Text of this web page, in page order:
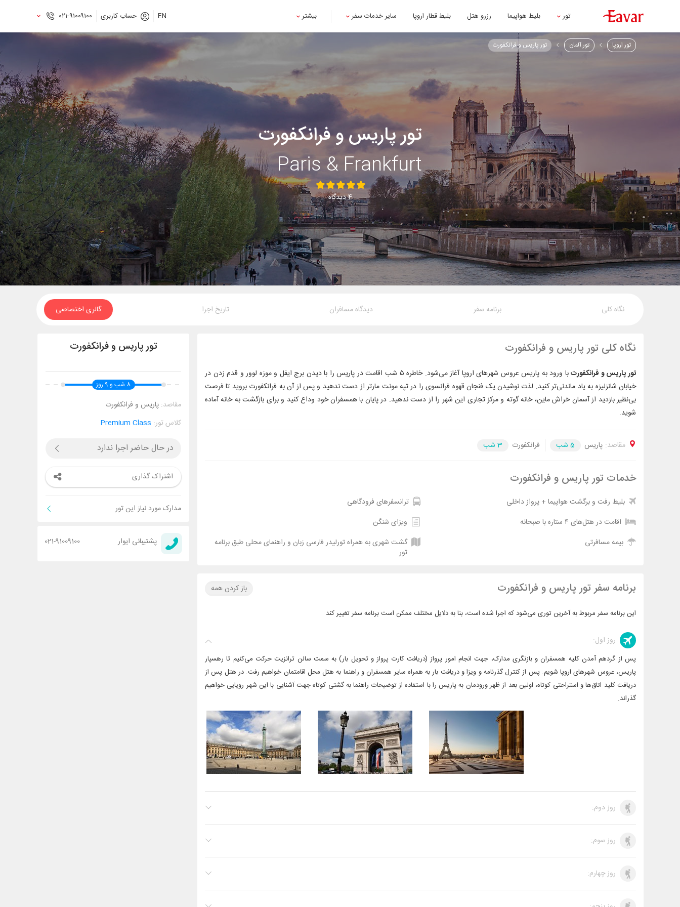
تور بلیط هواپیما رزرو هتل بلیط قطار اروپا سایر خدمات سفر بیشتر EN حساب کاربری ۰۲۱-۹۱۰۰۹۱۰۰
تور اروپا تور آلمان تور پاریس و فرانکفورت
تور پاریس و فرانکفورت
Paris & Frankfurt
4 دیدگاه
نگاه کلی برنامه سفر دیدگاه مسافران تاریخ اجرا گالری اختصاصی
تور پاریس و فرانکفورت
8 شب و 9 روز
مقاصد: پاریس و فرانکفورت
کلاس تور: Premium Class
در حال حاضر اجرا ندارد
اشتراک گذاری
مدارک مورد نیاز این تور
پشتیبانی ایوار 021-91009100
نگاه کلی تور پاریس و فرانکفورت
تور پاریس و فرانکفورت
با ورود به پاریس عروس شهرهای اروپا آغاز می‌شود. خاطره ۵ شب اقامت در پاریس را با دیدن برج ایفل و موزه لوور و قدم زدن در
خیابان شانزلیزه به یاد ماندنی‌تر کنید. لذت نوشیدن یک فنجان قهوه فرانسوی را در تپه مونت مارتر از دست ندهید و پس از آنبه فرانکفورت بروید تا فرصت
بی‌نظیر بازدید از آسمان خراش ماین، خانه گوته و مرکز تجاری این شهر را از دست ندهید. در پایان با همسفران خود وداع کنید و برای بازگشت به خانه آماده
شوید.
مقاصد: پاریس 5 شب فرانکفورت 3 شب
خدمات تور پاریس و فرانکفورت
بلیط رفت و برگشت هواپیما + پرواز داخلی
ترانسفرهای فرودگاهی
اقامت در هتل‌های ۴ ستاره با صبحانه
ویزای شنگن
بیمه مسافرتی
گشت شهری به همراه تورلیدر فارسی زبان و راهنمای محلی طبق برنامه
تور
برنامه سفر تور پاریس و فرانکفورت باز کردن همه
این برنامه سفر مربوط به آخرین توری می‌شود که اجرا شده است، بنا به دلایل مختلف ممکن است برنامه سفر تغییر کند
روز اول:
پس از گردهم آمدن کلیه همسفران و بازنگری مدارک، جهت انجام امور پرواز (دریافت کارت پرواز و تحویل بار) به سمت سالن ترانزیت حرکت می‌کنیم تا رهسپار
پاریس، عروس شهر‌های اروپا شویم. پس از کنترل گذرنامه و ویزا و دریافت بار به همراه سایر همسفران و راهنما به هتل محل اقامتمان خواهیم رفت. در هتل پس از
دریافت کلید اتاق‌ها و استراحتی کوتاه، اولین بعد از ظهر ورودمان به پاریس را با استفاده از توضیحات راهنما به گشتی کوتاه جهت آشنایی با این شهر رویایی خواهیم
گذراند.
روز دوم:
روز سوم:
روز چهارم: